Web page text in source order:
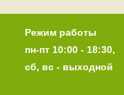
Режим работы
пн-пт 10:00 - 18:30,
сб, вс - выходной